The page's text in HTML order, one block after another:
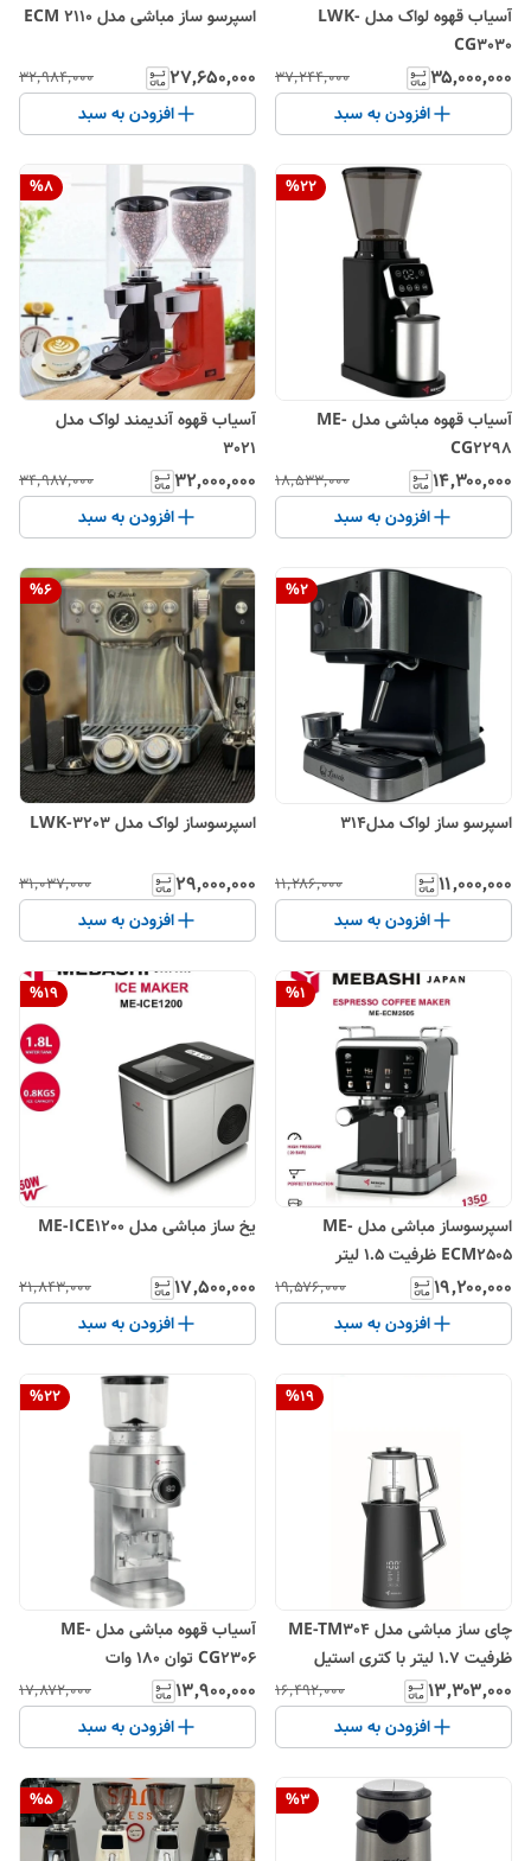
آسیاب قهوه لواک مدل LWK-
CG3030
۳۵٬۰۰۰٬۰۰۰ ۳۷٬۲۴۴٬۰۰۰
افزودن به سبد
اسپرسو ساز مباشی مدل ECM 2110
۲۷٬۶۵۰٬۰۰۰ ۳۲٬۹۸۴٬۰۰۰
افزودن به سبد
%22
آسیاب قهوه مباشی مدل ME-
CG2298
۱۴٬۳۰۰٬۰۰۰ ۱۸٬۵۳۳٬۰۰۰
افزودن به سبد
%8
آسیاب قهوه آندیمند لواک مدل
3021
۳۲٬۰۰۰٬۰۰۰ ۳۴٬۹۸۷٬۰۰۰
افزودن به سبد
%2
اسپرسو ساز لواک مدل314
۱۱٬۰۰۰٬۰۰۰ ۱۱٬۲۸۶٬۰۰۰
افزودن به سبد
%6
اسپرسوساز لواک مدل LWK-3203
۲۹٬۰۰۰٬۰۰۰ ۳۱٬۰۳۷٬۰۰۰
افزودن به سبد
%1
اسپرسوساز مباشی مدل ME-
ECM2505 ظرفیت ۱.۵ لیتر
۱۹٬۲۰۰٬۰۰۰ ۱۹٬۵۷۶٬۰۰۰
افزودن به سبد
%19
یخ ساز مباشی مدل ME-ICE1200
۱۷٬۵۰۰٬۰۰۰ ۲۱٬۸۴۳٬۰۰۰
افزودن به سبد
%19
چای ساز مباشی مدل ME-TM304
ظرفیت ۱.۷ لیتر با کتری استیل
۱۳٬۳۰۳٬۰۰۰ ۱۶٬۴۹۲٬۰۰۰
افزودن به سبد
%22
آسیاب قهوه مباشی مدل ME-
CG2306 توان 180 وات
۱۳٬۹۰۰٬۰۰۰ ۱۷٬۸۷۲٬۰۰۰
افزودن به سبد
%3
%5